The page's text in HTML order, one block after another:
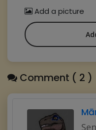
Add a picture
Comment ( 2 )